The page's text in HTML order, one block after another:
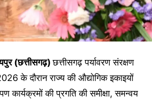
(छत्तीसगढ़)छत्तीसगढ़ पर्यावरण संरक्षण
के दौरान राज्य की औद्योगिक इकाइयों
कार्यक्रमों की प्रगति की समीक्षा, समन्वय